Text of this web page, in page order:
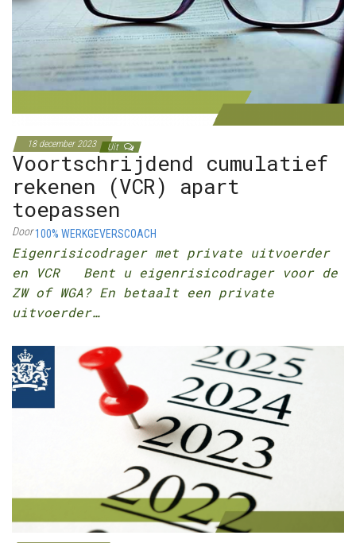
18 december 2023 Uit
Voortschrijdend cumulatief
rekenen (VCR) apart
toepassen
Door100% WERKGEVERSCOACH
Eigenrisicodrager met private uitvoerder
en VCR Bent u eigenrisicodrager voor de
ZW of WGA? En betaalt een private
uitvoerder…